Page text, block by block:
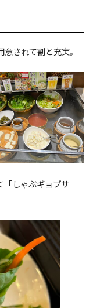
されて割と充実。
「しゃぶギョプサ